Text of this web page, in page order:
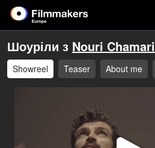
Шоуріли з Nouri Chamari
Showreel Teaser About me